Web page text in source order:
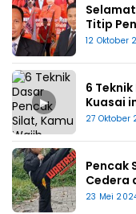
Titip
12 Oktober
▶
6
Kuasai
27 Oktober
Pencak
Cedera
23 Mei